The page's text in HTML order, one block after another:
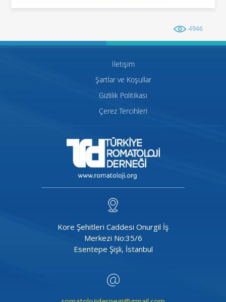
4946
İletişim
Şartlar ve Koşullar
Gizlilik Politikası
Çerez Tercihleri
Kore Şehitleri Caddesi Onurgil İş
Merkezi No:35/6
Esentepe Şişli, İstanbul